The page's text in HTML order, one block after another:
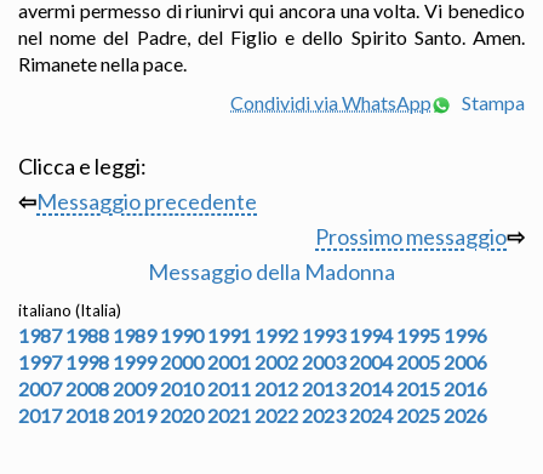
avermi permesso di riunirvi qui ancora una volta. Vi benedico
nel nome del Padre, del Figlio e dello Spirito Santo. Amen.
Rimanete nella pace.
Condividi via WhatsApp
Stampa
Clicca e leggi:
⇦Messaggio precedente
Prossimo messaggio⇨
Messaggio della Madonna
italiano (Italia)
1987 1988 1989 1990 1991 1992 1993 1994 1995 1996
1997 1998 1999 2000 2001 2002 2003 2004 2005 2006
2007 2008 2009 2010 2011 2012 2013 2014 2015 2016
2017 2018 2019 2020 2021 2022 2023 2024 2025 2026